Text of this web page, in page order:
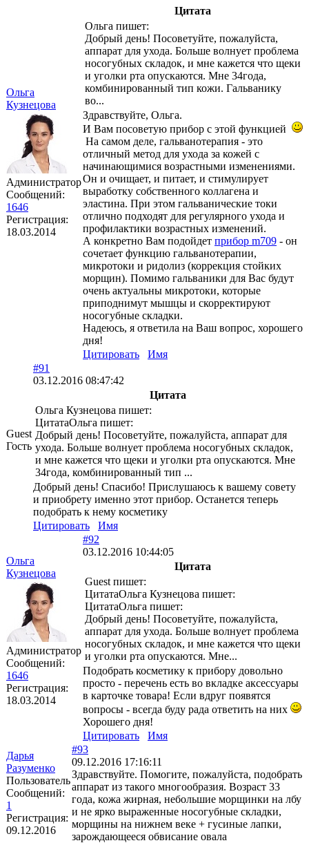
Ольга
Кузнецова
Администратор
Сообщений:
1646
Регистрация:
18.03.2014
Цитата
Ольга пишет:
Добрый день! Посоветуйте, пожалуйста,
аппарат для ухода. Больше волнует проблема
носогубных складок, и мне кажется что щеки
и уголки рта опускаются. Мне 34года,
комбинированный тип кожи. Гальванику
во...
Здравствуйте, Ольга.
И Вам посоветую прибор с этой функцией
На самом деле, гальванотерапия - это
отличный метод для ухода за кожей с
начинающимися возрастными изменениями.
Он и очищает, и питает, и стимулирует
выработку собственного коллагена и
эластина. При этом гальванические токи
отлично подходят для регулярного ухода и
профилактики возрастных изменений.
А конкретно Вам подойдет прибор m709 - он
сочетает функцию гальванотерапии,
микротоки и ридолиз (коррекция стойких
морщин). Помимо гальваники для Вас будут
очень актуальны микротоки, которые
приподнимут мышцы и скорректируют
носогубные складки.
Надеюсь, я ответила на Ваш вопрос, хорошего
дня!
Цитировать
Имя
Guest
Гость
#91
03.12.2016 08:47:42
Цитата
Ольга Кузнецова пишет:
ЦитатаОльга пишет:
Добрый день! Посоветуйте, пожалуйста, аппарат для
ухода. Больше волнует проблема носогубных складок,
и мне кажется что щеки и уголки рта опускаются. Мне
34года, комбинированный тип ...
Добрый день! Спасибо! Прислушаюсь к вашему совету
и приобрету именно этот прибор. Останется теперь
подобрать к нему косметику
Цитировать
Имя
Ольга
Кузнецова
Администратор
Сообщений:
1646
Регистрация:
18.03.2014
#92
03.12.2016 10:44:05
Цитата
Guest пишет:
ЦитатаОльга Кузнецова пишет:
ЦитатаОльга пишет:
Добрый день! Посоветуйте, пожалуйста,
аппарат для ухода. Больше волнует проблема
носогубных складок, и мне кажется что щеки
и уголки рта опускаются. Мне...
Подобрать косметику к прибору довольно
просто - перечень есть во вкладке аксессуары
в карточке товара! Если вдруг появятся
вопросы - всегда буду рада ответить на них
Хорошего дня!
Цитировать
Имя
Дарья
Разуменко
Пользователь
Сообщений:
1
Регистрация:
09.12.2016
#93
09.12.2016 17:16:11
Здравствуйте. Помогите, пожалуйста, подобрать
аппарат из такого многообразия. Возраст 33
года, кожа жирная, небольшие морщинки на лбу
и не ярко выраженные носогубные складки,
морщины на нижнем веке + гусиные лапки,
зарождающееся обвисание овала